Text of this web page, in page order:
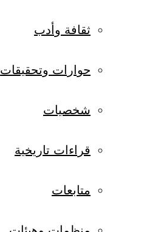
ثقافة وأدب
حوارات وتحقيقات
شخصيات
قراءات تاريخية
متابعات